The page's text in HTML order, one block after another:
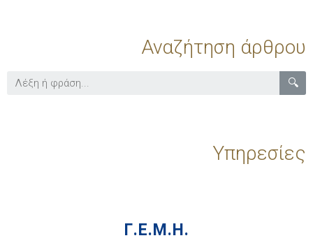
Αναζήτηση άρθρου
🔍
Υπηρεσίες
Γ.Ε.Μ.Η.